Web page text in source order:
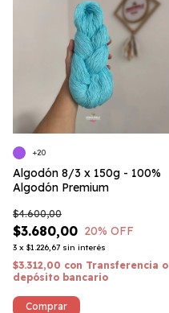
Algodón 8/3 x 150g - 100%
Algodón Premium
$3.680,00
$4.600,00
20% OFF
3 x $1.226,67 sin interés
$3.312,00 con Transferencia o
depósito bancario
+20
Comprar